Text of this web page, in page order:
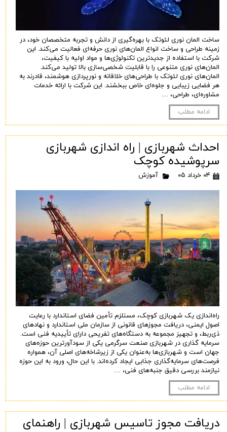
ساخت المان نوری لئوتک با بهره‌گیری از دانش و تجربه متخصصان خود، در
زمینه طراحی و ساخت انواع المان‌های نوری حرفه‌ای فعالیت می‌کند. این
شرکت با استفاده از جدیدترین تکنولوژی‌ها و مواد اولیه با کیفیت،
المان‌های نوری متنوعی را با قابلیت شخصی‌سازی بالا تولید می‌کند.
المان‌های نوری لئوتک با طراحی‌های خلاقانه و نورپردازی هوشمند، قادرند به
هر فضایی زیبایی و جلوه‌ای خاص ببخشند. این شرکت با ارائه خدمات
مشاوره‌ای، طراحی، …
ادامه مطلب
احداث شهربازی | راه اندازی شهربازی
سرپوشیده کوچک
۰۴ خرداد ۰۵ آموزش
راه‌اندازی یک شهربازی کوچک، مستلزم تأمین فضای استاندارد با رعایت
اصول ایمنی، دریافت مجوزهای قانونی از سازمان ملی استاندارد و نهادهای
ذی‌ربط، و تجهیز مجموعه به دستگاه‌های تفریحی دارای تأییدیه فنی است.
سرمایه گذاری در شهربازی صنعت سرگرمی یکی از سودآورترین حوزه‌های
جهان است و شهربازی‌ها به‌عنوان یکی از زیرشاخه‌های اصلی آن، همواره
فرصت‌های سرمایه‌گذاری جذابی ایجاد کرده‌اند. با این حال، ورود به این حوزه
نیازمند بررسی دقیق جنبه‌های فنی، …
ادامه مطلب
دریافت مجوز تاسیس شهربازی | راهنمای